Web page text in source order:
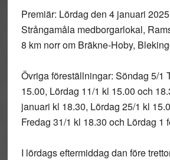
Premiär: Lördag den 4 januari
Strångamåla medborgarlokal,
8 km norr om Bräkne-Hoby,
Övriga föreställningar: Söndag 5/1
15.00, Lördag 11/1 kl 15.00 och
januari kl 18.30, Lördag 25/1 kl
Fredag 31/1 kl 18.30 och Lördag 1
I lördags eftermiddag dan före